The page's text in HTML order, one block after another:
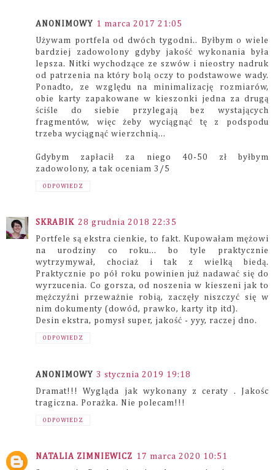
ANONIMOWY 1 marca 2017 21:05
Używam portfela od dwóch tygodni.. Byłbym o wiele
bardziej zadowolony gdyby jakość wykonania była
lepsza. Nitki wychodzące ze szwów i nieostry nadruk
od patrzenia na który bolą oczy to podstawowe wady.
Ponadto, ze względu na minimalizację rozmiarów,
obie karty zapakowane w kieszonki jedna za drugą
ściśle do siebie przylegają bez wystających
fragmentów, więc żeby wyciągnąć tę z podspodu
trzeba wyciągnąć wierzchnią...
Gdybym zapłacił za niego 40-50 zł byłbym
zadowolony, a tak oceniam 3/5
ODPOWIEDZ
SKRABIK 28 grudnia 2018 22:35
Portfele są ekstra cienkie, to fakt. Kupowałam mężowi
na urodziny co roku... bo tyle praktycznie
wytrzymywał, chociaż i tak z wielką biedą.
Praktycznie po pół roku powinien już nadawać się do
wyrzucenia. Co gorsza, od noszenia w kieszeni jak to
mężczyźni przeważnie robią, zaczęły niszczyć się w
nim dokumenty (dowód, prawko, karty itp itd).
Desin ekstra, pomysł super, jakość - yyy, raczej dno.
ODPOWIEDZ
ANONIMOWY 3 stycznia 2019 19:18
Dramat!!! Wygląda jak wykonany z ceraty . Jakośc
tragiczna. Porażka. Nie polecam!!!
ODPOWIEDZ
NATALIA ZIMNIEWICZ 17 marca 2020 10:51